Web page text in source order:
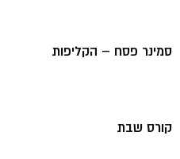
סמינר פסח – הקליפות
קורס שבת